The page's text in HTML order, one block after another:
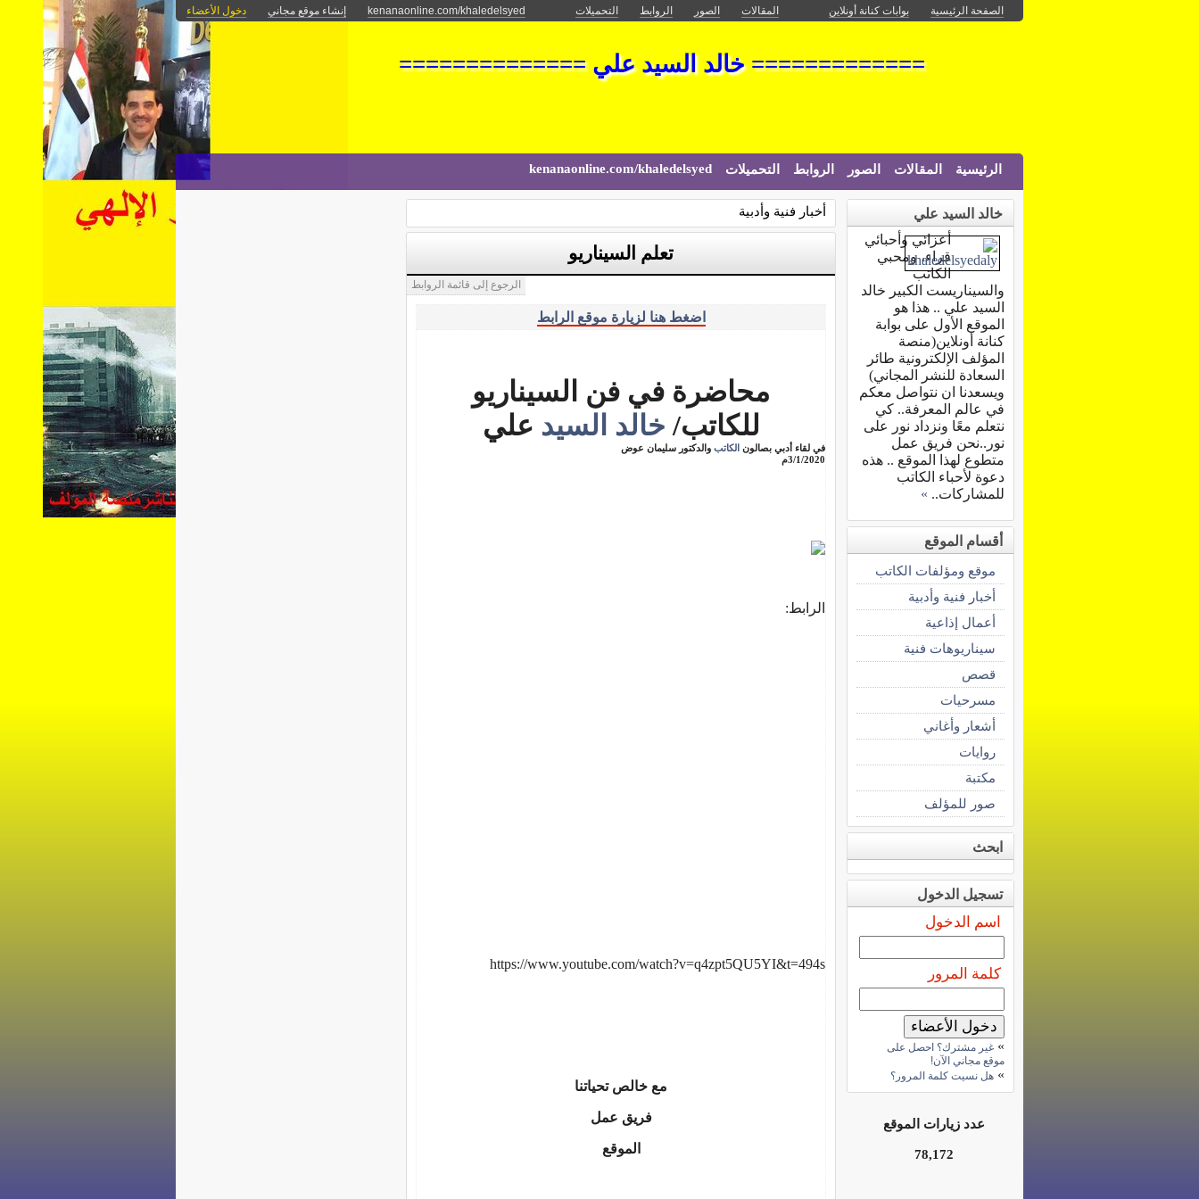
الصفحة الرئيسية بوابات كنانة أونلاين المقالات الصور الروابط التحميلات kenanaonline.com/khaledelsyed إنشاء موقع مجاني دخول الأعضاء
============= خالد السيد علي ==============
الرئيسية المقالات الصور الروابط التحميلات kenanaonline.com/khaledelsyed
أخبار فنية وأدبية
تعلم السيناريو
الرجوع إلى قائمة الروابط
اضغط هنا لزيارة موقع الرابط
محاضرة في فن السيناريو
للكاتب/ خالد السيد علي
في لقاء أدبي بصالون الكاتب والدكتور سليمان عوض
3/1/2020م
الرابط:
https://www.youtube.com/watch?v=q4zpt5QU5YI&t=494s
مع خالص تحياتنا
فريق عمل
الموقع
خالد السيد علي
أعزائي وأحبائي
قراء، ومحبي
الكاتب
والسيناريست الكبير خالد
السيد علي .. هذا هو
الموقع الأول على بوابة
كنانة أونلاين(منصة
المؤلف الإلكترونية طائر
السعادة للنشر المجاني)
ويسعدنا ان نتواصل معكم
في عالم المعرفة.. كي
نتعلم معًا ونزداد نور على
نور..نحن فريق عمل
متطوع لهذا الموقع .. هذه
دعوة لأحباء الكاتب
للمشاركات.. »
أقسام الموقع
موقع ومؤلفات الكاتب
أخبار فنية وأدبية
أعمال إذاعية
سيناريوهات فنية
قصص
مسرحيات
أشعار وأغاني
روايات
مكتبة
صور للمؤلف
ابحث
تسجيل الدخول
اسم الدخول
كلمة المرور
» غير مشترك؟ احصل على
موقع مجاني الآن!
» هل نسيت كلمة المرور؟
عدد زيارات الموقع
78,172